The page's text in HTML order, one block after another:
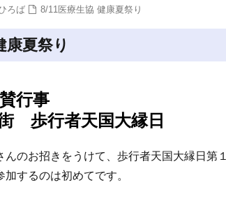
ろば 8/11医療生協 健康夏祭り
康夏祭り
行事
歩行者天国大縁日
のお招きをうけて、歩行者天国大縁日第
するのは初めてです。